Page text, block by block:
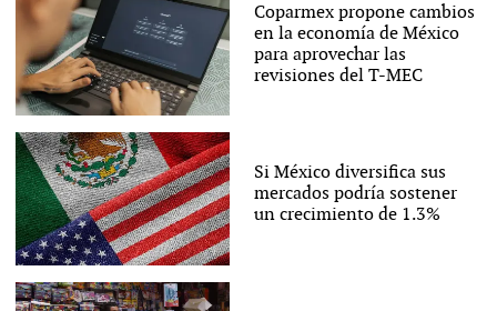
Coparmex propone cambios
en la economía de México
para aprovechar las
revisiones del T-MEC
Si México diversifica sus
mercados podría sostener
un crecimiento de 1.3%